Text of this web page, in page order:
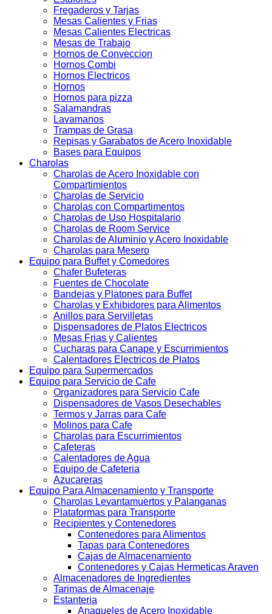
Fregaderos y Tarjas
Mesas Calientes y Frias
Mesas Calientes Electricas
Mesas de Trabajo
Hornos de Conveccion
Hornos Combi
Hornos Electricos
Hornos
Hornos para pizza
Salamandras
Lavamanos
Trampas de Grasa
Repisas y Garabatos de Acero Inoxidable
Bases para Equipos
Charolas
Charolas de Acero Inoxidable con
Compartimientos
Charolas de Servicio
Charolas con Compartimentos
Charolas de Uso Hospitalario
Charolas de Room Service
Charolas de Aluminio y Acero Inoxidable
Charolas para Mesero
Equipo para Buffet y Comedores
Chafer Bufeteras
Fuentes de Chocolate
Bandejas y Platones para Buffet
Charolas y Exhibidores para Alimentos
Anillos para Servilletas
Dispensadores de Platos Electricos
Mesas Frias y Calientes
Cucharas para Canape y Escurrimientos
Calentadores Electricos de Platos
Equipo para Supermercados
Equipo para Servicio de Cafe
Organizadores para Servicio Cafe
Dispensadores de Vasos Desechables
Termos y Jarras para Cafe
Molinos para Cafe
Charolas para Escurrimientos
Cafeteras
Calentadores de Agua
Equipo de Cafeteria
Azucareras
Equipo Para Almacenamiento y Transporte
Charolas Levantamuertos y Palanganas
Plataformas para Transporte
Recipientes y Contenedores
Contenedores para Alimentos
Tapas para Contenedores
Cajas de Almacenamiento
Contenedores y Cajas Hermeticas Araven
Almacenadores de Ingredientes
Tarimas de Almacenaje
Estanteria
Anaqueles de Acero Inoxidable